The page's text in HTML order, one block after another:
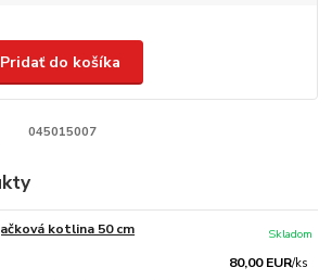
Pridať do košíka
045015007
kotlina 50 cm
80,00 EUR/ks
Skladom